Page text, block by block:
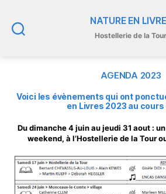
NATURE EN
Hostellerie de la Tour
AGENDA 2023
Voici les évènements qui ont
en Livres 2023 au cours
Du dimanche 4 juin au jeudi 31 aout :
weekend, à l’Hostellerie de la Tour